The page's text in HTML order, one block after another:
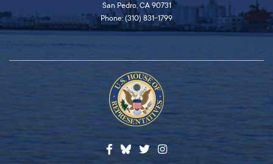
San Pedro, CA 90731
Phone: (310) 831-1799